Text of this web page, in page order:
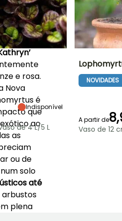
e sebes.
Beauty’
sua
negra,
e rosa.
Nova
é
que
ao
as
ou de
solo
até
arbustos
plena
Até -6,5°C
Indisponível
de 4 L/5 L
Altura à
maturidade
NOVIDADES
A partir de
Vaso de 12